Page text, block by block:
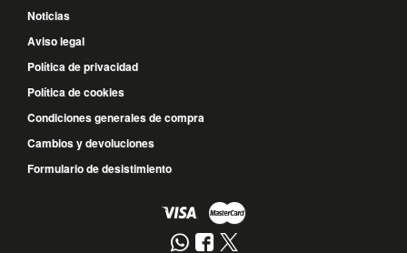
Noticias
Aviso legal
Política de privacidad
Política de cookies
Condiciones generales de compra
Cambios y devoluciones
Formulario de desistimiento